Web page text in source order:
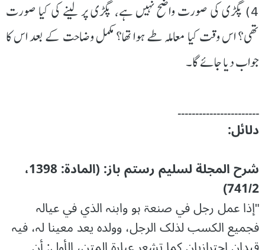
4) پگڑی کی صورت واضح نہیں ہے، پگڑی پر لینے کی کیا صورت
تھی؟ اس وقت کیا معاملہ طے ہوا تھا؟ مکمل وضاحت کے بعد اس کا
جواب دیا جائے گا۔
۔۔۔۔۔۔۔۔۔۔۔۔۔۔۔۔۔۔۔۔۔۔۔
دلائل:
شرح المجلة لسلیم رستم باز: (المادۃ: 1398،
741/2)
"إذا عمل رجل في صنعۃ ہو وابنہ الذي في عیالہ
فجمیع الکسب لذلک الرجل، وولدہ یعد معینا لہ، فیہ